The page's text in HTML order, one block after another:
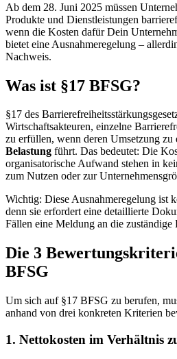
Ab dem 28. Juni 2025 müssen
Produkte und Dienstleistungen
wenn die Kosten dafür Dein
bietet eine Ausnahmeregelung –
Nachweis.
Was ist §17 BFSG?
§17 des
Wirtschaftsakteuren, einzelne
zu erfüllen, wenn deren Umsetzung zu
Belastung führt. Das bedeutet: Die
organisatorische Aufwand stehen in
zum Nutzen oder zur
Wichtig: Diese Ausnahmeregelung ist
denn sie erfordert eine detaillierte
Fällen eine Meldung an die zuständige
Die 3
BFSG
Um sich auf §17 BFSG zu berufen,
anhand von drei konkreten Kriterien
1. Nettokosten im Verhältnis